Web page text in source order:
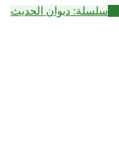
سلسلة: ديوان الحديث